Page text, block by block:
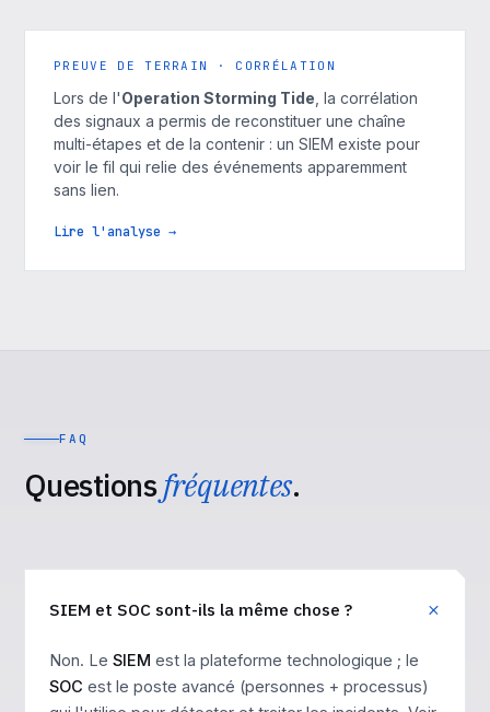
PREUVE DE TERRAIN · CORRÉLATION
Lors de l'Operation Storming Tide , la corrélation
des signaux a permis de reconstituer une chaîne
multi-étapes et de la contenir : un SIEM existe pour
voir le fil qui relie des événements apparemment
sans lien.
Lire l'analyse →
FAQ
Questionsfréquentes.
SIEM et SOC sont-ils la même chose ?
Non. Le SIEM est la plateforme technologique ; le
SOC est le poste avancé (personnes + processus)